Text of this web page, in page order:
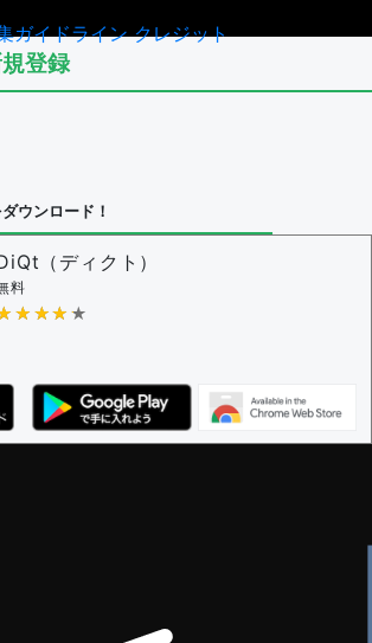
ガイドラインクレジット
登録
ウンロード！
（ディクト）
料